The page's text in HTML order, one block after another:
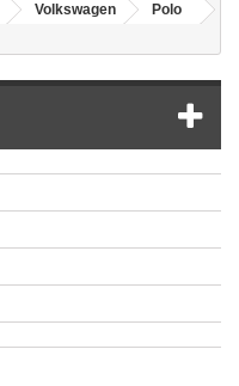
Volkswagen
Polo